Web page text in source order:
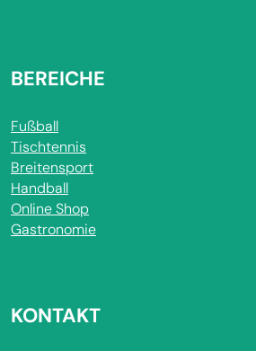
BEREICHE
Fußball
Tischtennis
Breitensport
Handball
Online Shop
Gastronomie
KONTAKT